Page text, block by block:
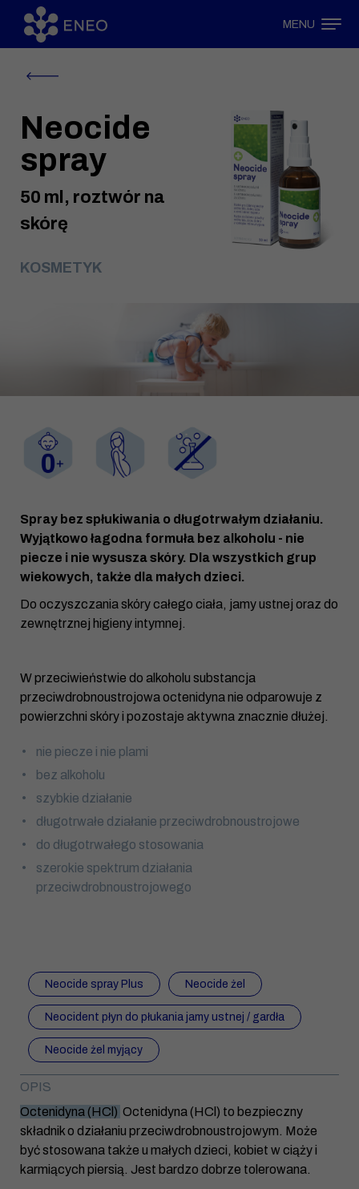
MENU
Neocide
spray
50 ml, roztwór na
skórę
KOSMETYK
Spray bez spłukiwania o długotrwałym działaniu.
Wyjątkowo łagodna formuła bez alkoholu - nie
piecze i nie wysusza skóry. Dla wszystkich grup
wiekowych, także dla małych dzieci.
Do oczyszczania skóry całego ciała, jamy ustnej oraz do
zewnętrznej higieny intymnej.
W przeciwieństwie do alkoholu substancja
przeciwdrobnoustrojowa octenidyna nie odparowuje z
powierzchni skóry i pozostaje aktywna znacznie dłużej.
nie piecze i nie plami
bez alkoholu
szybkie działanie
długotrwałe działanie przeciwdrobnoustrojowe
do długotrwałego stosowania
szerokie spektrum działania
przeciwdrobnoustrojowego
Neocide spray Plus Neocide żel
Neocident płyn do płukania jamy ustnej / gardła
Neocide żel myjący
OPIS
Octenidyna (HCl) Octenidyna (HCl) to bezpieczny
składnik o działaniu przeciwdrobnoustrojowym. Może
być stosowana także u małych dzieci, kobiet w ciąży i
karmiących piersią. Jest bardzo dobrze tolerowana.